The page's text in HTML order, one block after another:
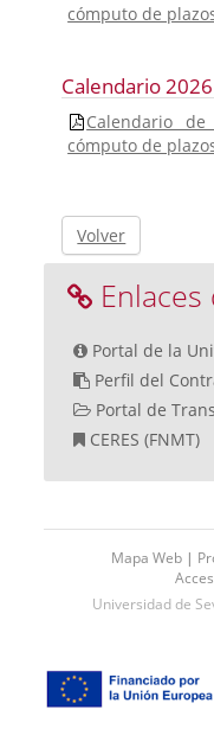
cómputo de
Calendario 2026
Calendario
cómputo de
Volver
Portal de la
Perfil del
Portal de
CERES (FNMT)
Mapa Web |
Universidad de